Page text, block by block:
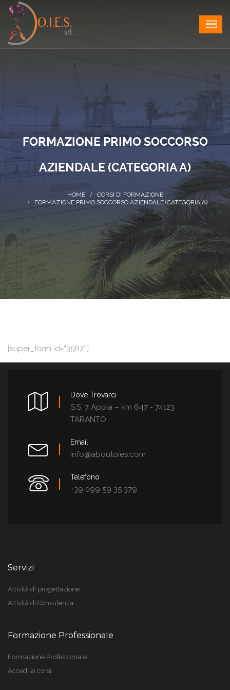
FORMAZIONE PRIMO SOCCORSO
AZIENDALE (CATEGORIA A)
CORSI DI FORMAZIONE
FORMAZIONE PRIMO SOCCORSO AZIENDALE (CATEGORIA A)
[super_form id=”3567″]
Dove Trovarci
S.S. 7 Appia – km 647 - 74123
TARANTO
Email
info@aboutoies.com
Telefono
+39 099 59 35 379
Servizi
Attività di progettazione
Attività di Consulenza
Formazione Professionale
Formazione Professionale
Accedi ai corsi